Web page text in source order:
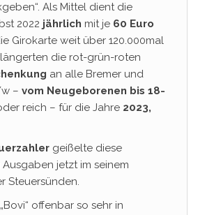
Als Mittel dient die
2022 jährlich mit je 60 Euro
Girokarte weit über 120.000mal
die rot-grün-roten
an alle Bremer und
– vom Neugeborenen bis 18-
reich – für die Jahre 2023,
geißelte diese
jetzt im seinem
Steuersünden.
offenbar so sehr in